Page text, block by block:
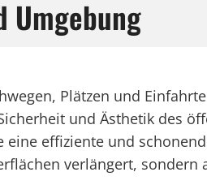
Umgebung
Plätzen und
und Ästhetik des
effiziente und
verlängert, sondern